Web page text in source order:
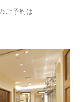
ご予約は